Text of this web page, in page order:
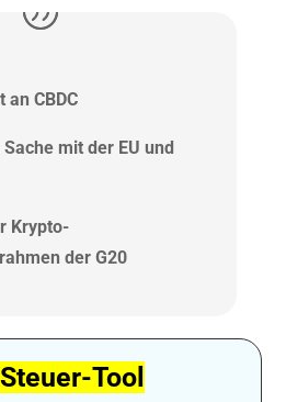
an CBDC
mit der EU und
Krypto-
der G20
Tool